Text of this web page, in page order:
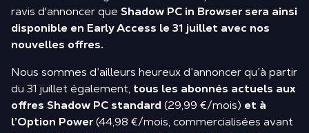
ravis d'annoncer que Shadow PC in Browser sera ainsi
disponible en Early Access le 31 juillet avec nos
nouvelles offres.
Nous sommes d’ailleurs heureux d’annoncer qu’à partir
du 31 juillet également, tous les abonnés actuels aux
offres Shadow PC standard(29,99 €/mois) et à
l’Option Power(44,98 €/mois, commercialisées avant